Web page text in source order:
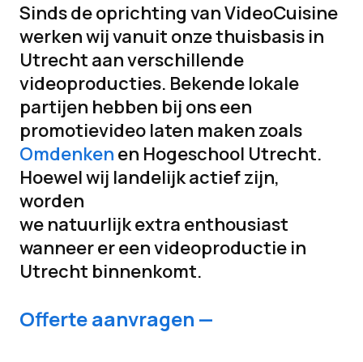
Sinds de oprichting van VideoCuisine
werken wij vanuit onze thuisbasis in
Utrecht aan verschillende
videoproducties. Bekende lokale
partijen hebben bij ons een
promotievideo laten maken zoals
Omdenken en Hogeschool Utrecht.
Hoewel wij landelijk actief zijn,
worden
we natuurlijk extra enthousiast
wanneer er een videoproductie in
Utrecht binnenkomt.
Offerte aanvragen —